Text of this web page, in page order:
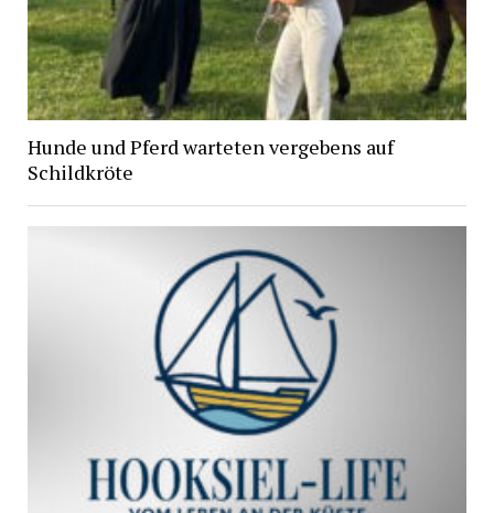
Hunde und Pferd warteten vergebens auf
Schildkröte